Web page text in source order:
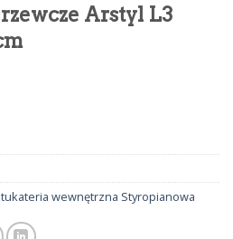
Arstyl L3
wewnętrzna Styropianowa